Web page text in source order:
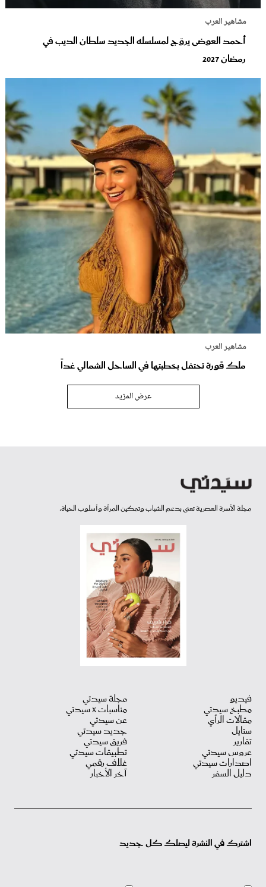
مشاهير العرب
أحمد العوضى يروّج لمسلسله الجديد سلطان الديب في
رمضان 2027
مشاهير العرب
ملك قورة تحتفل بخطبتها في الساحل الشمالي غداً
عرض المزيد
مجلة الأسرة العصرية تعنى بدعم الشباب وتمكين المرأة وأسلوب الحياة.
فيديو
مطبخ سيدتي
مقالات الرأي
ستايل
تقارير
عروس سيدتي
اصدارات سيدتي
دليل السفر
مجلة سيدتي
مناسبات X سيدتي
عن سيدتي
جديد سيدتي
فريق سيدتي
تطبيقات سيدتي
غلاف رقمي
آخر الأخبار
اشترك في النشرة ليصلك كل جديد